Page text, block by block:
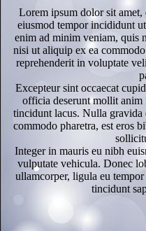
Lorem ipsum dolor sit amet,
eiusmod tempor incididunt
enim ad minim veniam, quis
nisi ut aliquip ex ea
reprehenderit in voluptate
Excepteur sint occaecat
officia deserunt mollit
tincidunt lacus. Nulla
commodo pharetra, est eros
Integer in mauris eu nibh
vulputate vehicula. Donec
ullamcorper, ligula eu
tincidunt